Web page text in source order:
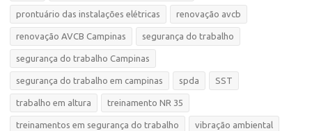
prontuário das instalações elétricas renovação avcb
renovação AVCB Campinas segurança do trabalho
segurança do trabalho Campinas
segurança do trabalho em campinas spda SST
trabalho em altura treinamento NR 35
treinamentos em segurança do trabalho vibração ambiental